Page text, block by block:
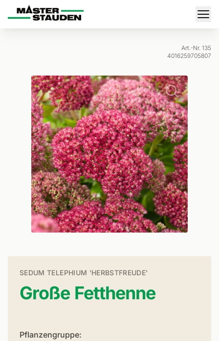
Master-Stauden
Art.-Nr. 135
4016259705807
SEDUM TELEPHIUM 'HERBSTFREUDE'
Große Fetthenne
Pflanzengruppe: